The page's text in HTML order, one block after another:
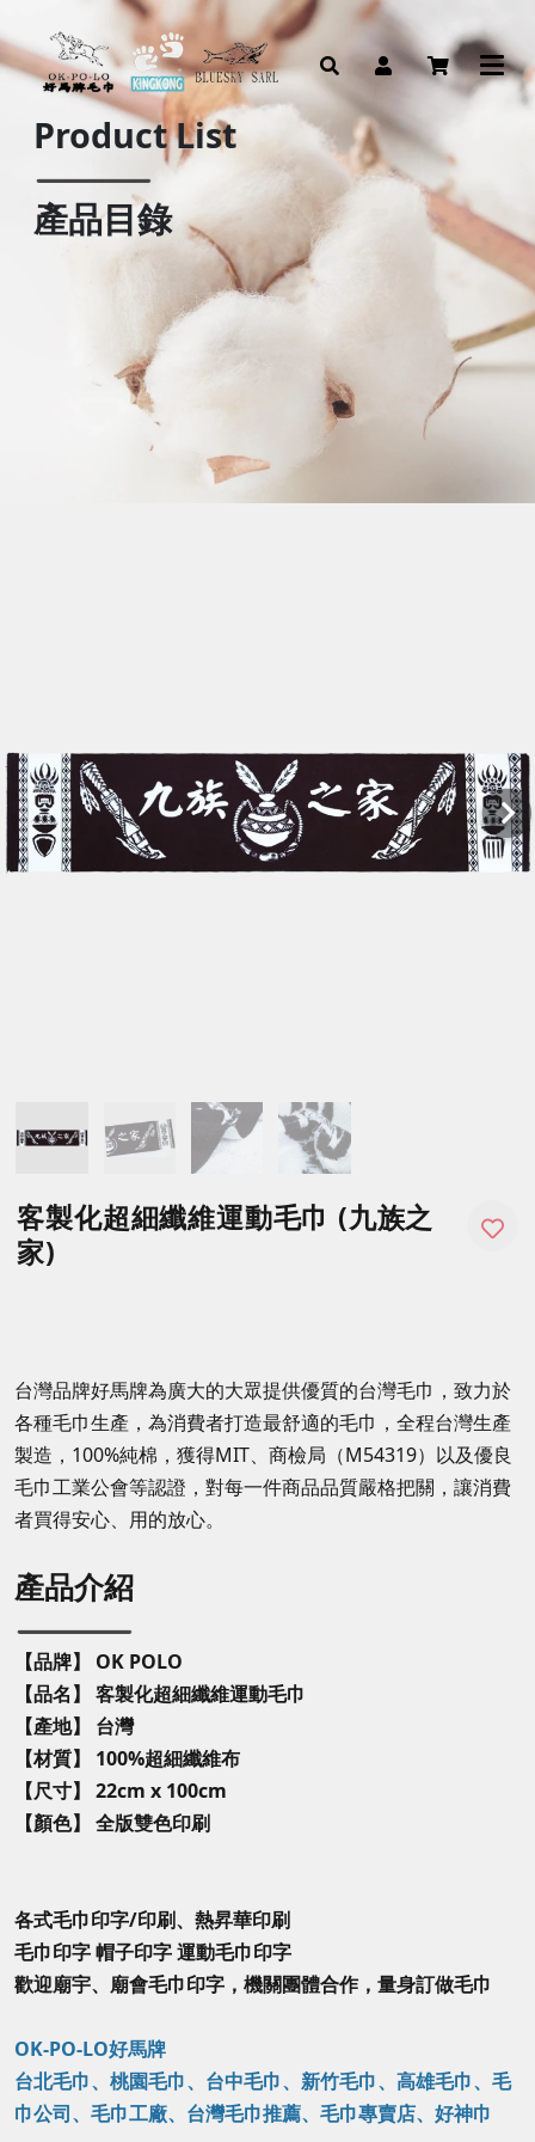
Product List
產品目錄
客製化超細纖維運動毛巾 (九族之
家)
台灣品牌好馬牌為廣大的大眾提供優質的台灣毛巾，致力於
各種毛巾生產，為消費者打造最舒適的毛巾，全程台灣生產
製造，100%純棉，獲得MIT、商檢局（M54319）以及優良
毛巾工業公會等認證，對每一件商品品質嚴格把關，讓消費
者買得安心、用的放心。
產品介紹
【品牌】 OK POLO
【品名】 客製化超細纖維運動毛巾
【產地】 台灣
【材質】 100%超細纖維布
【尺寸】 22cm x 100cm
【顏色】 全版雙色印刷
各式毛巾印字/印刷、熱昇華印刷
毛巾印字 帽子印字 運動毛巾印字
歡迎廟宇、廟會毛巾印字，機關團體合作，量身訂做毛巾
OK-PO-LO好馬牌
台北毛巾、桃園毛巾、台中毛巾、新竹毛巾、高雄毛巾、毛
巾公司、毛巾工廠、台灣毛巾推薦、毛巾專賣店、好神巾